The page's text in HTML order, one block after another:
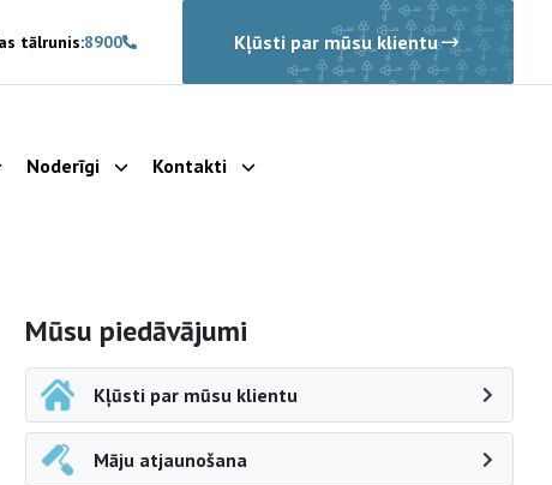
tālrunis:8900 Kļūsti par mūsu klientu
apakšizvēlni
Noderīgi Parādīt apakšizvēlni
Kontakti Parādīt apakšizvēlni
Sāna navigācija
Mūsu piedāvājumi
Kļūsti par mūsu klientu
Māju atjaunošana